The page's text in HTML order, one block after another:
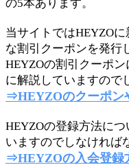
の5本あります。
当サイトではHEYZO
な割引クーポンを発行
HEYZOの割引クーポ
に解説していますので
⇒HEYZOのクーポン
HEYZOの登録方法に
いますのでしなければ
⇒HEYZOの入会登録